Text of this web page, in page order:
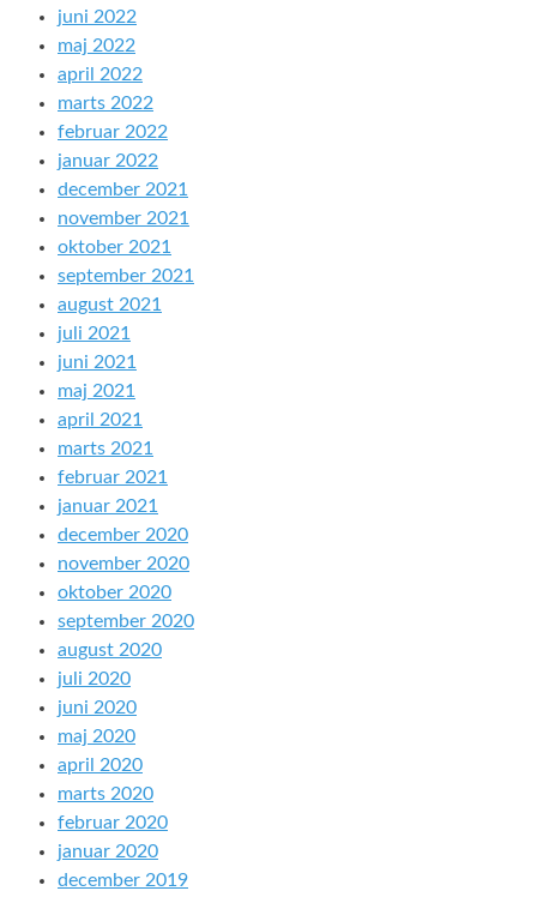
juni 2022
maj 2022
april 2022
marts 2022
februar 2022
januar 2022
december 2021
november 2021
oktober 2021
september 2021
august 2021
juli 2021
juni 2021
maj 2021
april 2021
marts 2021
februar 2021
januar 2021
december 2020
november 2020
oktober 2020
september 2020
august 2020
juli 2020
juni 2020
maj 2020
april 2020
marts 2020
februar 2020
januar 2020
december 2019